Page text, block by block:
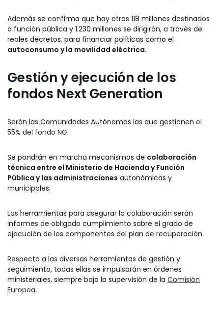
Además se confirma que hay otros 118 millones destinados
a función pública y 1.230 millones se dirigirán, a través de
reales decretos, para financiar políticas como el
autoconsumo y la movilidad eléctrica.
Gestión y ejecución de los
fondos Next Generation
Serán las Comunidades Autónomas las que gestionen el
55% del fondo NG.
Se pondrán en marcha mecanismos de colaboración
técnica entre el Ministerio de Hacienda y Función
Pública y las administraciones autonómicas y
municipales.
Las herramientas para asegurar la colaboración serán
informes de obligado cumplimiento sobre el grado de
ejecución de los componentes del plan de recuperación.
Respecto a las diversas herramientas de gestión y
seguimiento, todas ellas se impulsarán en órdenes
ministeriales, siempre bajo la supervisión de la Comisión
Europea.